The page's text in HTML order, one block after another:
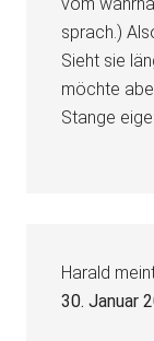
sprach.)
Sieht sie
möchte
Stange
Harald
30. Januar